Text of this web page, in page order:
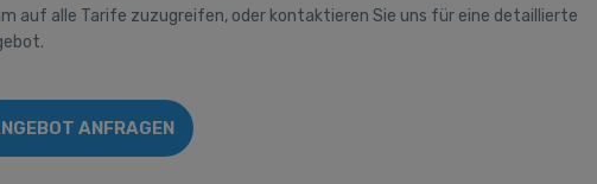
auf alle Tarife zuzugreifen, oder kontaktieren Sie uns für eine detaillierte
ANFRAGEN